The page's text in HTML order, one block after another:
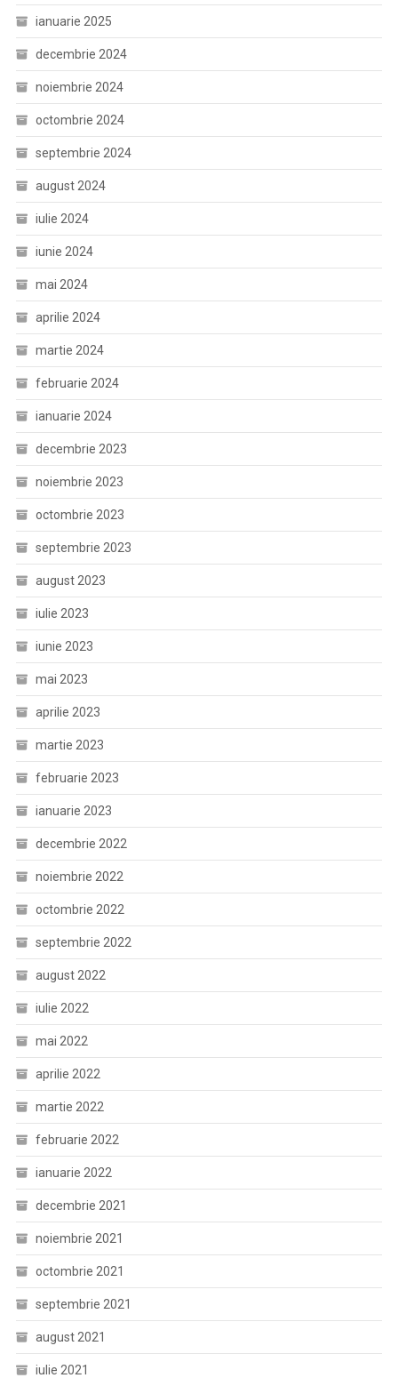
ianuarie 2025
decembrie 2024
noiembrie 2024
octombrie 2024
septembrie 2024
august 2024
iulie 2024
iunie 2024
mai 2024
aprilie 2024
martie 2024
februarie 2024
ianuarie 2024
decembrie 2023
noiembrie 2023
octombrie 2023
septembrie 2023
august 2023
iulie 2023
iunie 2023
mai 2023
aprilie 2023
martie 2023
februarie 2023
ianuarie 2023
decembrie 2022
noiembrie 2022
octombrie 2022
septembrie 2022
august 2022
iulie 2022
mai 2022
aprilie 2022
martie 2022
februarie 2022
ianuarie 2022
decembrie 2021
noiembrie 2021
octombrie 2021
septembrie 2021
august 2021
iulie 2021